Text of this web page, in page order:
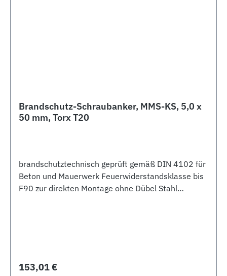
Brandschutz-Schraubanker, MMS-KS, 5,0 x
50 mm, Torx T20
brandschutztechnisch geprüft gemäß DIN 4102 für
Beton und Mauerwerk Feuerwiderstandsklasse bis
F90 zur direkten Montage ohne Dübel Stahl
Regulärer Preis:
153,01 €